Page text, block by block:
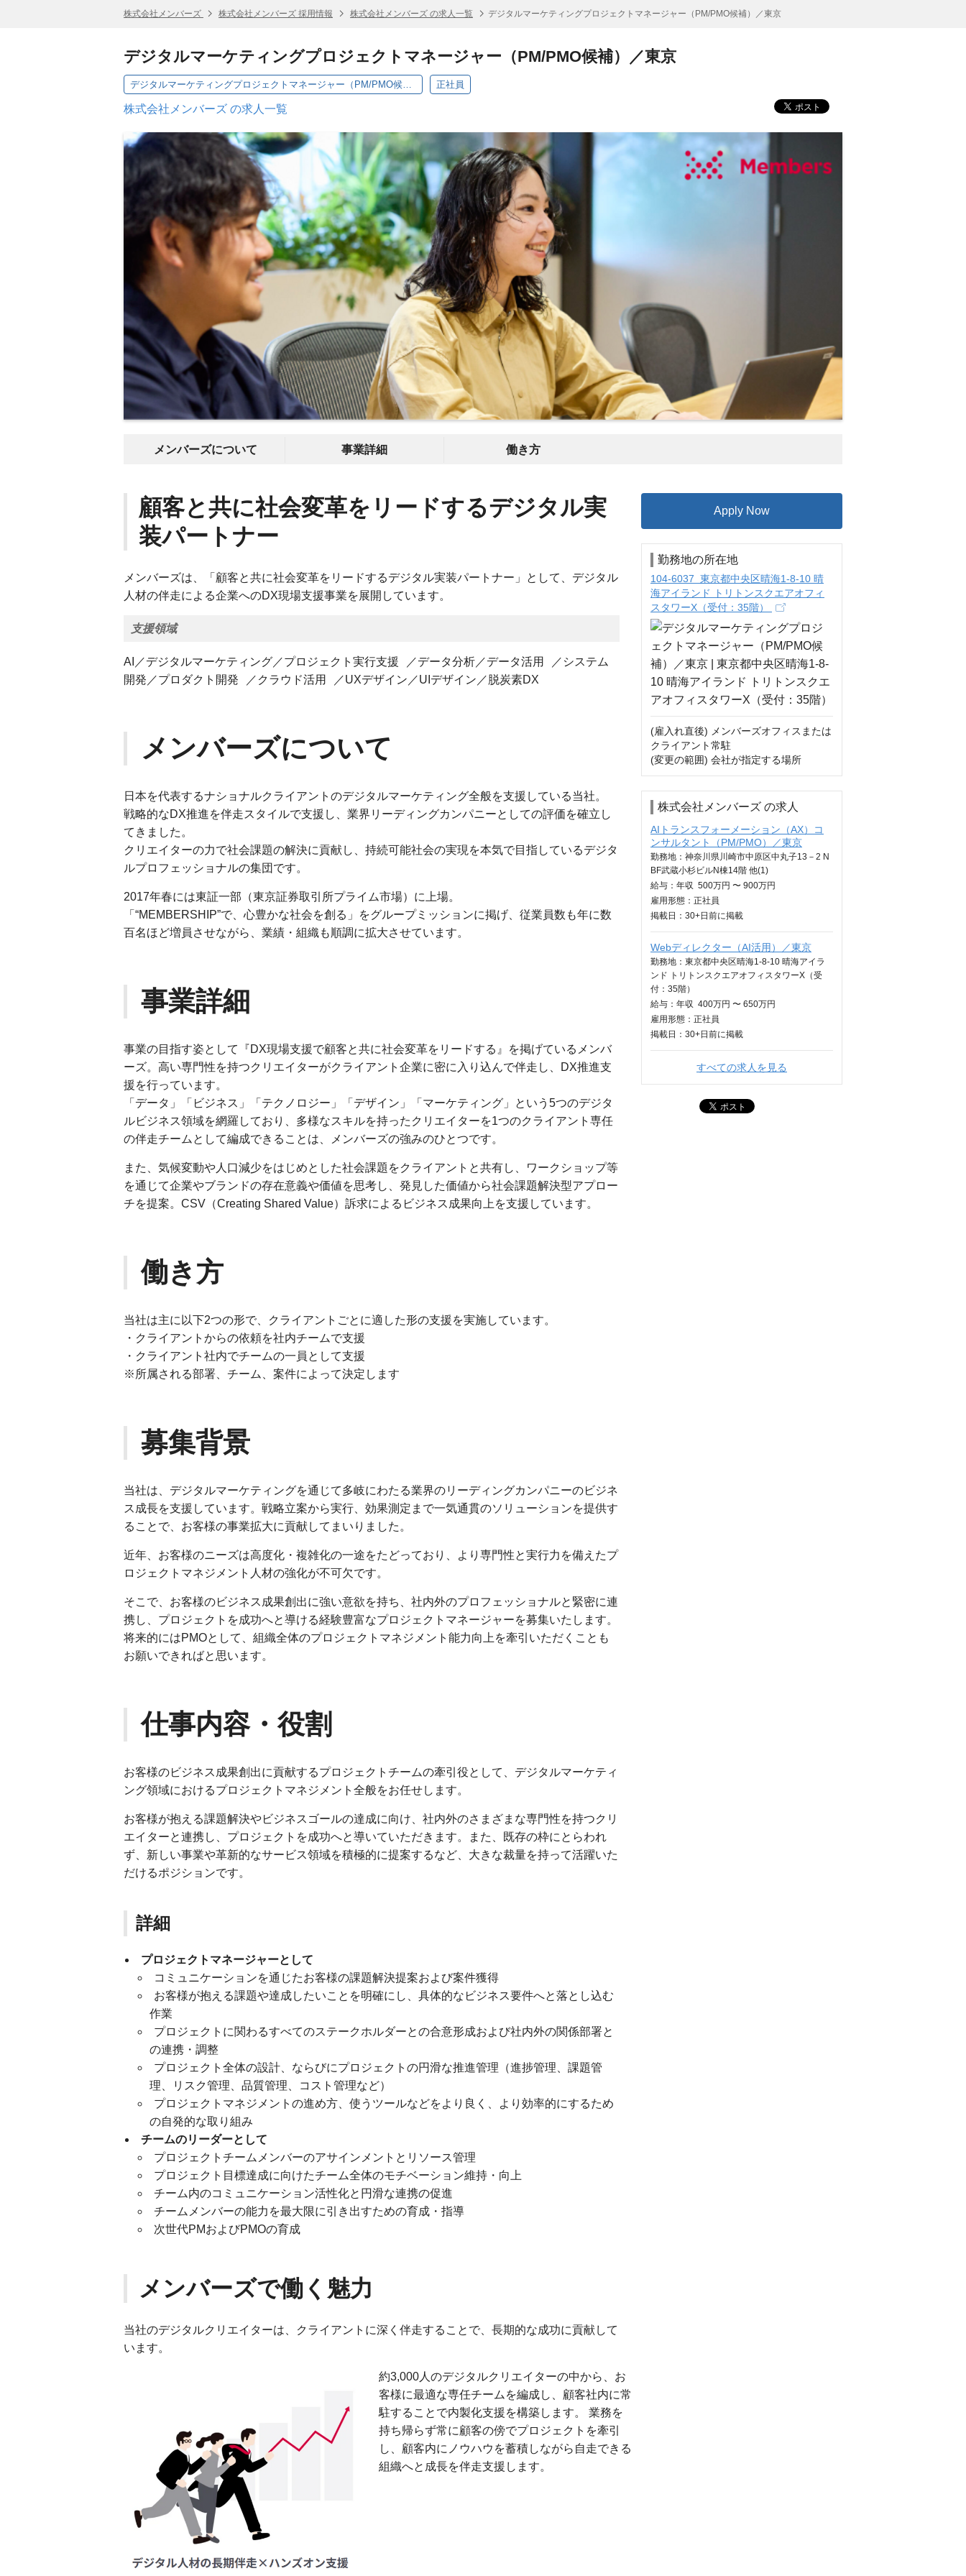
株式会社メンバーズ 株式会社メンバーズ 採用情報 株式会社メンバーズ の求人一覧 デジタルマーケティングプロジェクトマネージャー（PM/PMO候補）／東京
デジタルマーケティングプロジェクトマネージャー（PM/PMO候補）／東京
デジタルマーケティングプロジェクトマネージャー（PM/PMO候補）／東京 正社員
株式会社メンバーズ の求人一覧
メンバーズについて 事業詳細 働き方
顧客と共に社会変革をリードするデジタル実
装パートナー
メンバーズは、「顧客と共に社会変革をリードするデジタル実装パートナー」として、デジタル
人材の伴走による企業へのDX現場支援事業を展開しています。
支援領域
AI／デジタルマーケティング／プロジェクト実行支援 ／データ分析／データ活用 ／システム
開発／プロダクト開発 ／クラウド活用 ／UXデザイン／UIデザイン／脱炭素DX
メンバーズについて
日本を代表するナショナルクライアントのデジタルマーケティング全般を支援している当社。
戦略的なDX推進を伴走スタイルで支援し、業界リーディングカンパニーとしての評価を確立し
てきました。
クリエイターの力で社会課題の解決に貢献し、持続可能社会の実現を本気で目指しているデジタ
ルプロフェッショナルの集団です。
2017年春には東証一部（東京証券取引所プライム市場）に上場。
「“MEMBERSHIP”で、心豊かな社会を創る」をグループミッションに掲げ、従業員数も年に数
百名ほど増員させながら、業績・組織も順調に拡大させています。
事業詳細
事業の目指す姿として『DX現場支援で顧客と共に社会変革をリードする』を掲げているメンバ
ーズ。高い専門性を持つクリエイターがクライアント企業に密に入り込んで伴走し、DX推進支
援を行っています。
「データ」「ビジネス」「テクノロジー」「デザイン」「マーケティング」という5つのデジタ
ルビジネス領域を網羅しており、多様なスキルを持ったクリエイターを1つのクライアント専任
の伴走チームとして編成できることは、メンバーズの強みのひとつです。
また、気候変動や人口減少をはじめとした社会課題をクライアントと共有し、ワークショップ等
を通じて企業やブランドの存在意義や価値を思考し、発見した価値から社会課題解決型アプロー
チを提案。CSV（Creating Shared Value）訴求によるビジネス成果向上を支援しています。
働き方
当社は主に以下2つの形で、クライアントごとに適した形の支援を実施しています。
・クライアントからの依頼を社内チームで支援
・クライアント社内でチームの一員として支援
※所属される部署、チーム、案件によって決定します
募集背景
当社は、デジタルマーケティングを通じて多岐にわたる業界のリーディングカンパニーのビジネ
ス成長を支援しています。戦略立案から実行、効果測定まで一気通貫のソリューションを提供す
ることで、お客様の事業拡大に貢献してまいりました。
近年、お客様のニーズは高度化・複雑化の一途をたどっており、より専門性と実行力を備えたプ
ロジェクトマネジメント人材の強化が不可欠です。
そこで、お客様のビジネス成果創出に強い意欲を持ち、社内外のプロフェッショナルと緊密に連
携し、プロジェクトを成功へと導ける経験豊富なプロジェクトマネージャーを募集いたします。
将来的にはPMOとして、組織全体のプロジェクトマネジメント能力向上を牽引いただくことも
お願いできればと思います。
仕事内容・役割
お客様のビジネス成果創出に貢献するプロジェクトチームの牽引役として、デジタルマーケティ
ング領域におけるプロジェクトマネジメント全般をお任せします。
お客様が抱える課題解決やビジネスゴールの達成に向け、社内外のさまざまな専門性を持つクリ
エイターと連携し、プロジェクトを成功へと導いていただきます。また、既存の枠にとらわれ
ず、新しい事業や革新的なサービス領域を積極的に提案するなど、大きな裁量を持って活躍いた
だけるポジションです。
詳細
プロジェクトマネージャーとして
コミュニケーションを通じたお客様の課題解決提案および案件獲得
お客様が抱える課題や達成したいことを明確にし、具体的なビジネス要件へと落とし込む
作業
プロジェクトに関わるすべてのステークホルダーとの合意形成および社内外の関係部署と
の連携・調整
プロジェクト全体の設計、ならびにプロジェクトの円滑な推進管理（進捗管理、課題管
理、リスク管理、品質管理、コスト管理など）
プロジェクトマネジメントの進め方、使うツールなどをより良く、より効率的にするため
の自発的な取り組み
チームのリーダーとして
プロジェクトチームメンバーのアサインメントとリソース管理
プロジェクト目標達成に向けたチーム全体のモチベーション維持・向上
チーム内のコミュニケーション活性化と円滑な連携の促進
チームメンバーの能力を最大限に引き出すための育成・指導
次世代PMおよびPMOの育成
メンバーズで働く魅力
当社のデジタルクリエイターは、クライアントに深く伴走することで、長期的な成功に貢献して
います。
約3,000人のデジタルクリエイターの中から、お
客様に最適な専任チームを編成し、顧客社内に常
駐することで内製化支援を構築します。 業務を
持ち帰らず常に顧客の傍でプロジェクトを牽引
し、顧客内にノウハウを蓄積しながら自走できる
組織へと成長を伴走支援します。
Apply Now
勤務地の所在地
104-6037 東京都中央区晴海1-8-10 晴
海アイランド トリトンスクエアオフィ
スタワーX（受付：35階）
(雇入れ直後) メンバーズオフィスまたは
クライアント常駐
(変更の範囲) 会社が指定する場所
株式会社メンバーズ の求人
AIトランスフォーメーション（AX）コ
ンサルタント（PM/PMO）／東京
勤務地：神奈川県川崎市中原区中丸子13－2 N
BF武蔵小杉ビルN棟14階 他(1)
給与： 年収 500万円 〜 900万円
雇用形態：正社員
掲載日： 30+日 前に掲載
Webディレクター（AI活用）／東京
勤務地：東京都中央区晴海1-8-10 晴海アイラ
ンド トリトンスクエアオフィスタワーX（受
付：35階）
給与： 年収 400万円 〜 650万円
雇用形態：正社員
掲載日： 30+日 前に掲載
すべての求人を見る